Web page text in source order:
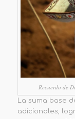
Recuerdo de
La suma base
adicionales,